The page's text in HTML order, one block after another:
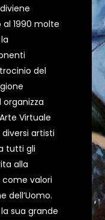
al 1990 molte
del
organizza
Virtuale
artisti
tutti gli
alla
come valori
dell’Uomo.
sua grande